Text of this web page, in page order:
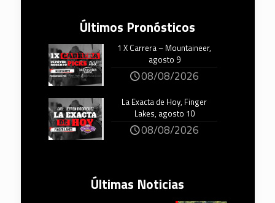
Últimos Pronósticos
1 X Carrera – Mountaineer,
agosto 9
08/08/2026
La Exacta de Hoy, Finger
Lakes, agosto 10
08/08/2026
Últimas Noticias